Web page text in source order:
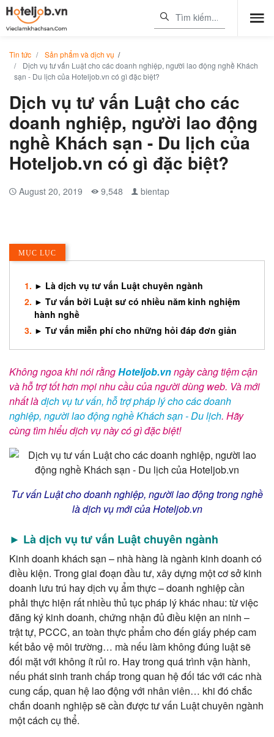
Tin tức Sản phẩm và dịch vụ /
Dịch vụ tư vấn Luật cho các doanh nghiệp, người lao động nghề Khách
sạn - Du lịch của Hoteljob.vn có gì đặc biệt?
Dịch vụ tư vấn Luật cho các
doanh nghiệp, người lao động
nghề Khách sạn - Du lịch của
Hoteljob.vn có gì đặc biệt?
August 20, 2019 9,548 bientap
MỤC LỤC
► Là dịch vụ tư vấn Luật chuyên ngành
► Tư vấn bởi Luật sư có nhiều năm kinh nghiệm
hành nghề
► Tư vấn miễn phí cho những hỏi đáp đơn giản
Không ngoa khi nói rằngHoteljob.vnngày càng tiệm cận
và hỗ trợ tốt hơn mọi nhu cầu của người dùng web. Và mới
nhất làdịch vụ tư vấn, hỗ trợ pháp lý cho các doanh
nghiệp, người lao động nghề Khách sạn - Du lịch. Hãy
cùng tìm hiểu dịch vụ này có gì đặc biệt!
Tư vấn Luật cho doanh nghiệp, người lao động trong nghề
là dịch vụ mới của Hoteljob.vn
► Là dịch vụ tư vấn Luật chuyên ngành
Kinh doanh khách sạn – nhà hàng là ngành kinh doanh có
điều kiện. Trong giai đoạn đầu tư, xây dựng một cơ sở kinh
doanh lưu trú hay dịch vụ ẩm thực – doanh nghiệp cần
phải thực hiện rất nhiều thủ tục pháp lý khác nhau: từ việc
đăng ký kinh doanh, chứng nhận đủ điều kiện an ninh –
trật tự, PCCC, an toàn thực phẩm cho đến giấy phép cam
kết bảo vệ môi trường… mà nếu làm không đúng luật sẽ
đối mặt với không ít rủi ro. Hay trong quá trình vận hành,
nếu phát sinh tranh chấp trong quan hệ đối tác với các nhà
cung cấp, quan hệ lao động với nhân viên… khi đó chắc
chắn doanh nghiệp sẽ cần được tư vấn Luật chuyên ngành
một cách cụ thể.